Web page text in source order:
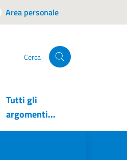
Area personale
Cerca
Tutti gli
argomenti...